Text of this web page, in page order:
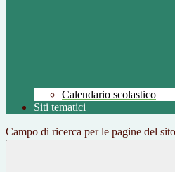
Calendario scolastico
Siti tematici
Campo di ricerca per le pagine del sito